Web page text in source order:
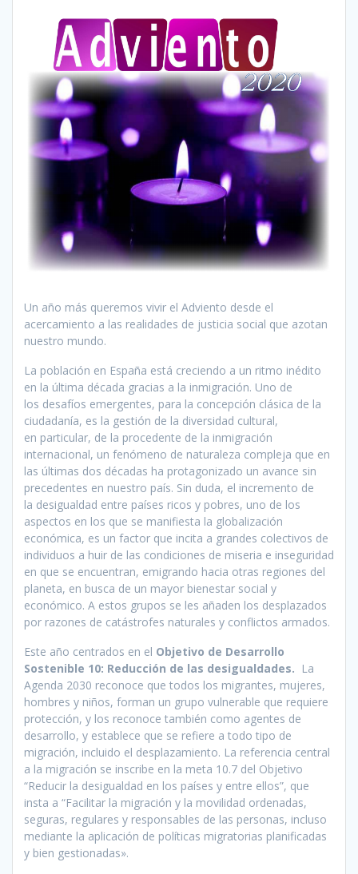
Un año más queremos vivir el Adviento desde el
acercamiento a las realidades de justicia social que azotan
nuestro mundo.
La población en España está creciendo a un ritmo inédito
en la última década gracias a la inmigración. Uno de
los desafíos emergentes, para la concepción clásica de la
ciudadanía, es la gestión de la diversidad cultural,
en particular, de la procedente de la inmigración
internacional, un fenómeno de naturaleza compleja que en
las últimas dos décadas ha protagonizado un avance sin
precedentes en nuestro país. Sin duda, el incremento de
la desigualdad entre países ricos y pobres, uno de los
aspectos en los que se manifiesta la globalización
económica, es un factor que incita a grandes colectivos de
individuos a huir de las condiciones de miseria e inseguridad
en que se encuentran, emigrando hacia otras regiones del
planeta, en busca de un mayor bienestar social y
económico. A estos grupos se les añaden los desplazados
por razones de catástrofes naturales y conflictos armados.
Este año centrados en el Objetivo de Desarrollo
Sostenible 10: Reducción de las desigualdades. La
Agenda 2030 reconoce que todos los migrantes, mujeres,
hombres y niños, forman un grupo vulnerable que requiere
protección, y los reconoce también como agentes de
desarrollo, y establece que se refiere a todo tipo de
migración, incluido el desplazamiento. La referencia central
a la migración se inscribe en la meta 10.7 del Objetivo
“Reducir la desigualdad en los países y entre ellos”, que
insta a “Facilitar la migración y la movilidad ordenadas,
seguras, regulares y responsables de las personas, incluso
mediante la aplicación de políticas migratorias planificadas
y bien gestionadas».